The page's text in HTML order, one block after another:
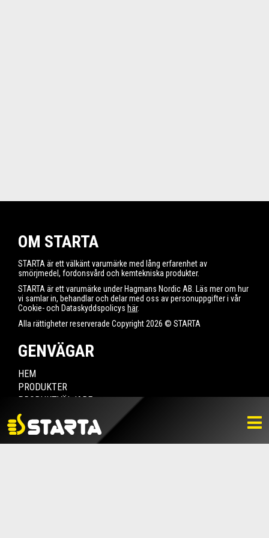
OM STARTA
STARTA är ett välkänt varumärke med lång erfarenhet av
smörjmedel, fordonsvård och kemtekniska produkter.
STARTA är ett varumärke under Hagmans Nordic AB. Läs mer om hur
vi samlar in, behandlar och delar med oss av personuppgifter i vår
Cookie- och Dataskyddspolicys här.
Alla rättigheter reserverade Copyright 2026 © STARTA
GENVÄGAR
HEM
PRODUKTER
PRODUKTVÄLJARE
HITTA ÅTERFÖRSÄLJARE
NYHETER